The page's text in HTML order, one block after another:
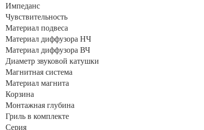
Импеданс
Чувствительность
Материал подвеса
Материал диффузора НЧ
Материал диффузора ВЧ
Диаметр звуковой катушки
Магнитная система
Материал магнита
Корзина
Монтажная глубина
Гриль в комплекте
Серия